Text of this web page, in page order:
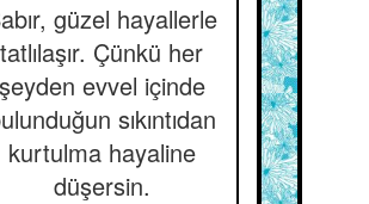
güzel hayallerle
tatlılaşır. Çünkü her
şeyden evvel içinde
sıkıntıdan
kurtulma hayaline
düşersin.